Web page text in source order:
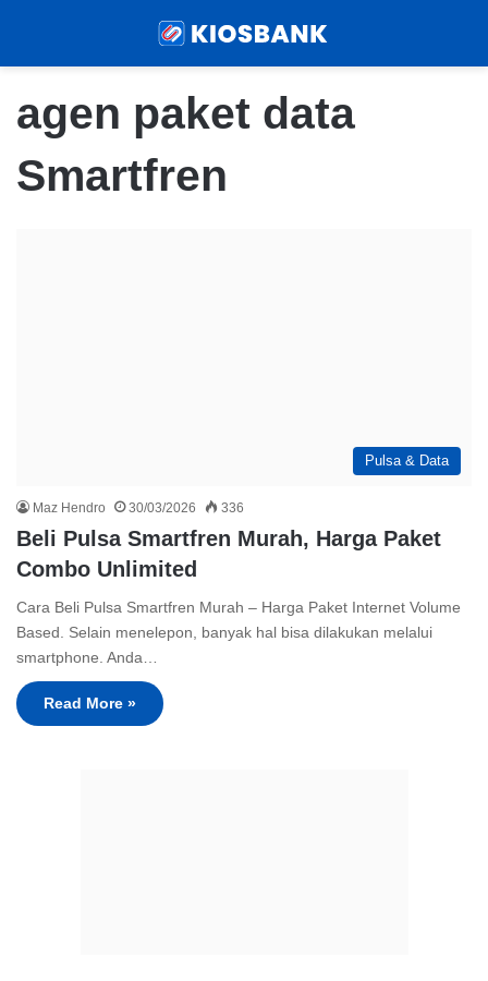
agen paket data
Smartfren
Pulsa & Data
Maz Hendro 30/03/2026 336
Beli Pulsa Smartfren Murah, Harga Paket
Combo Unlimited
Cara Beli Pulsa Smartfren Murah – Harga Paket Internet Volume
Based. Selain menelepon, banyak hal bisa dilakukan melalui
smartphone. Anda…
Read More »